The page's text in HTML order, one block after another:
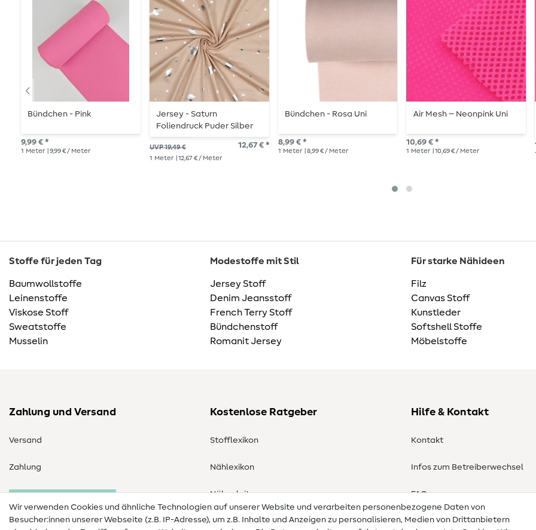
Bündchen - Pink
9,99 € *
1 Meter | 9,99 € / Meter
Jersey - Saturn
Foliendruck Puder Silber
Garngefärbt
UVP 19,49 € 12,67 € *
1 Meter | 12,67 € / Meter
Bündchen - Rosa Uni
8,99 € *
1 Meter | 8,99 € / Meter
Air Mesh – Neonpink Uni
10,69 € *
1 Meter | 10,69 € / Meter
Stoffe für jeden Tag
Baumwollstoffe
Leinenstoffe
Viskose Stoff
Sweatstoffe
Musselin
Modestoffe mit Stil
Jersey Stoff
Denim Jeansstoff
French Terry Stoff
Bündchenstoff
Romanit Jersey
Für starke Nähideen
Filz
Canvas Stoff
Kunstleder
Softshell Stoffe
Möbelstoffe
Zahlung und Versand
Versand
Zahlung
Kostenlose Ratgeber
Stofflexikon
Nählexikon
Nähanleitungen
Hilfe & Kontakt
Kontakt
Infos zum Betreiberwechsel
FAQ
Widerrufsrecht
Wir verwenden Cookies und ähnliche Technologien auf unserer Website und verarbeiten personenbezogene Daten von
Besucher:innen unserer Webseite (z.B. IP-Adresse), um z.B. Inhalte und Anzeigen zu personalisieren, Medien von Drittanbietern